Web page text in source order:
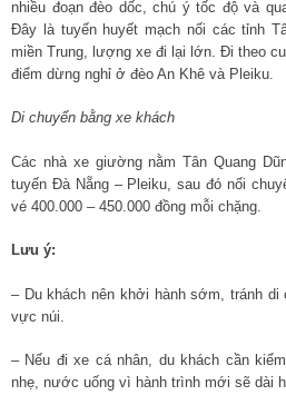
nhiều đoạn đèo dốc, chú ý tốc độ và
Đây là tuyến huyết mạch nối các tỉnh
miền Trung, lượng xe đi lại lớn. Đi theo
điểm dừng nghỉ ở đèo An Khê và Pleiku.
Di chuyển bằng xe khách
Các nhà xe giường nằm Tân Quang
tuyến Đà Nẵng – Pleiku, sau đó nối
vé 400.000 – 450.000 đồng mỗi chặng.
Lưu ý:
– Du khách nên khởi hành sớm, tránh di
vực núi.
– Nếu đi xe cá nhân, du khách cần
nhẹ, nước uống vì hành trình mới sẽ dài